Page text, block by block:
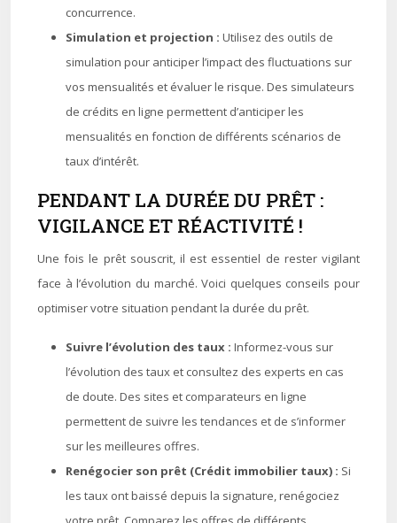
concurrence.
Simulation et projection : Utilisez des outils de
simulation pour anticiper l’impact des fluctuations sur
vos mensualités et évaluer le risque. Des simulateurs
de crédits en ligne permettent d’anticiper les
mensualités en fonction de différents scénarios de
taux d’intérêt.
PENDANT LA DURÉE DU PRÊT :
VIGILANCE ET RÉACTIVITÉ !
Une fois le prêt souscrit, il est essentiel de rester vigilant
face à l’évolution du marché. Voici quelques conseils pour
optimiser votre situation pendant la durée du prêt.
Suivre l’évolution des taux : Informez-vous sur
l’évolution des taux et consultez des experts en cas
de doute. Des sites et comparateurs en ligne
permettent de suivre les tendances et de s’informer
sur les meilleures offres.
Renégocier son prêt (Crédit immobilier taux) : Si
les taux ont baissé depuis la signature, renégociez